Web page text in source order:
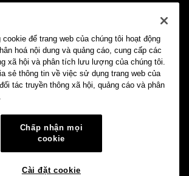
để trang web của chúng tôi hoạt động
hoá nội dung và quảng cáo, cung cấp các
xã hội và phân tích lưu lượng của chúng tôi.
sẻ thông tin về việc sử dụng trang web của
tác truyền thông xã hội, quảng cáo và phân
Chấp nhận mọi
cookie
Cài đặt cookie